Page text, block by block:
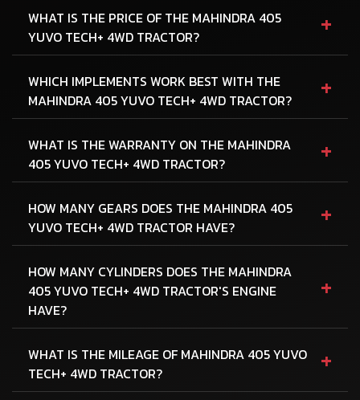
WHAT IS THE PRICE OF THE MAHINDRA 405
YUVO TECH+ 4WD TRACTOR?
+
WHICH IMPLEMENTS WORK BEST WITH THE
MAHINDRA 405 YUVO TECH+ 4WD TRACTOR?
+
WHAT IS THE WARRANTY ON THE MAHINDRA
405 YUVO TECH+ 4WD TRACTOR?
+
HOW MANY GEARS DOES THE MAHINDRA 405
YUVO TECH+ 4WD TRACTOR HAVE?
+
HOW MANY CYLINDERS DOES THE MAHINDRA
405 YUVO TECH+ 4WD TRACTOR'S ENGINE
HAVE?
+
WHAT IS THE MILEAGE OF MAHINDRA 405 YUVO
TECH+ 4WD TRACTOR?
+